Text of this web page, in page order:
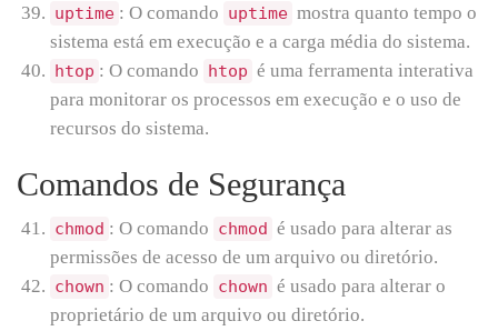
uptime : O comando uptime mostra quanto tempo o
sistema está em execução e a carga média do sistema.
htop : O comando htop é uma ferramenta interativa
para monitorar os processos em execução e o uso de
recursos do sistema.
Comandos de Segurança
chmod : O comando chmod é usado para alterar as
permissões de acesso de um arquivo ou diretório.
chown : O comando chown é usado para alterar o
proprietário de um arquivo ou diretório.